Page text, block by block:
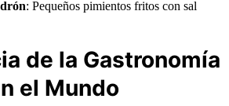
: Pequeños pimientos fritos con sal
de la Gastronomía
el Mundo